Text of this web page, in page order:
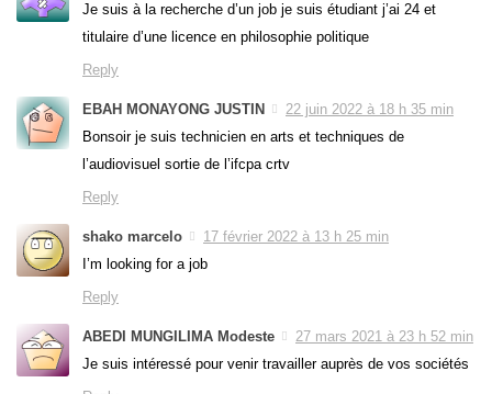
Je suis à la recherche d’un job je suis étudiant j’ai 24 et
titulaire d’une licence en philosophie politique
Reply
EBAH MONAYONG JUSTIN
22 juin 2022 à 18 h 35 min
Bonsoir je suis technicien en arts et techniques de
l’audiovisuel sortie de l’ifcpa crtv
Reply
shako marcelo
17 février 2022 à 13 h 25 min
I’m looking for a job
Reply
ABEDI MUNGILIMA Modeste
27 mars 2021 à 23 h 52 min
Je suis intéressé pour venir travailler auprès de vos sociétés